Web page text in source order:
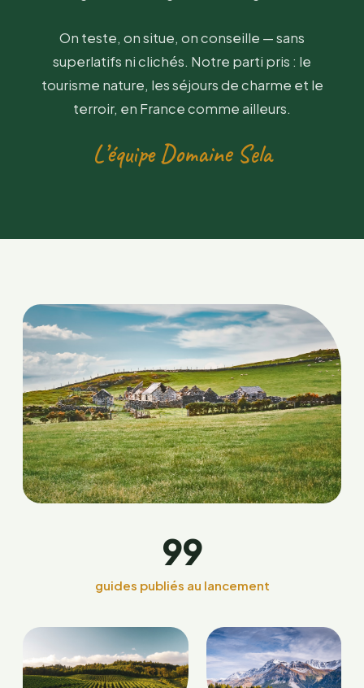
On teste, on situe, on conseille — sans
superlatifs ni clichés. Notre parti pris : le
tourisme nature, les séjours de charme et le
terroir, en France comme ailleurs.
L’équipe Domaine Sela
99
guides publiés au lancement